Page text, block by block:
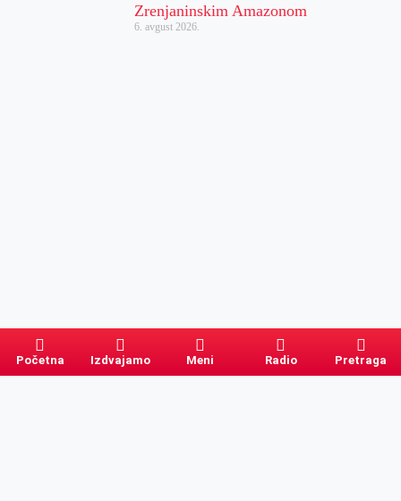
Zrenjaninskim Amazonom
6. avgust 2026.
Početna Izdvajamo Meni Radio Pretraga